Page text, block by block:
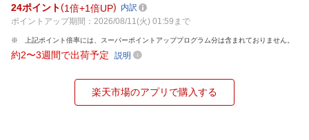
24ポイント 1倍 1倍UP
内訳
ポイントアップ期間：2026/08/11(火) 01:59まで
上記ポイント倍率には、スーパーポイントアッププログラム分は含まれておりません。
約2〜3週間で出荷予定 説明
楽天市場のアプリで購入する